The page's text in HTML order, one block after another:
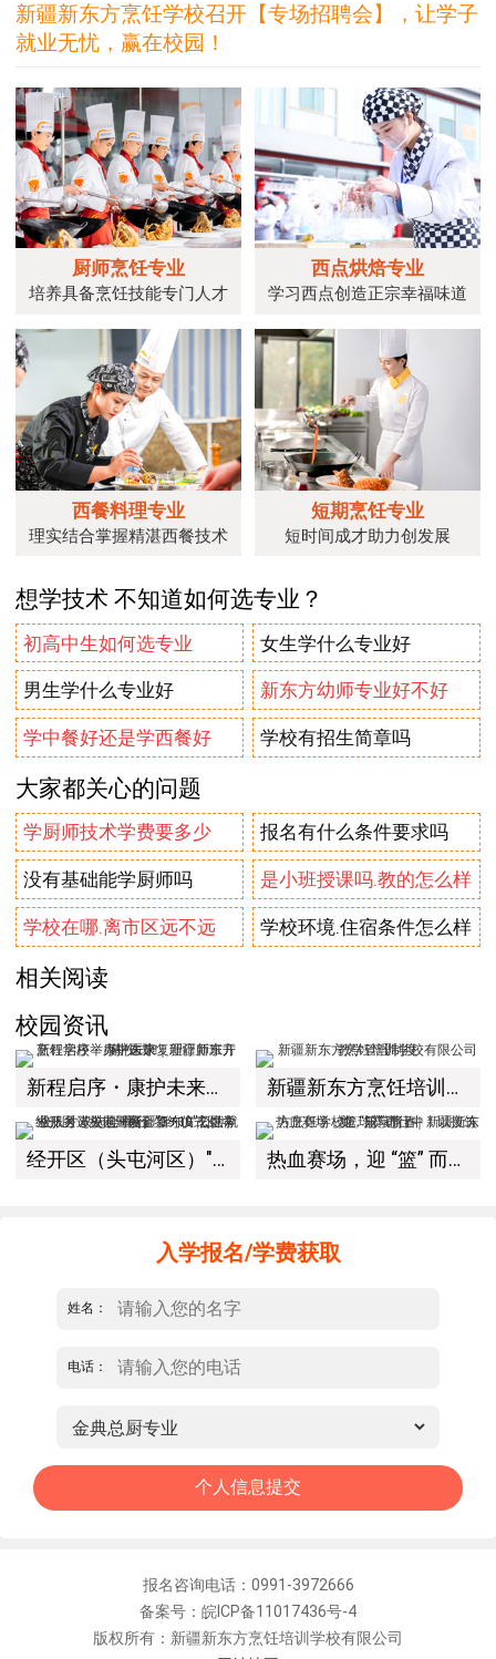
新疆新东方烹饪学校召开【专场招聘会】，让学子
就业无忧，赢在校园！
厨师烹饪专业
培养具备烹饪技能专门人才
西点烘焙专业
学习西点创造正宗幸福味道
西餐料理专业
理实结合掌握精湛西餐技术
短期烹饪专业
短时间成才助力创发展
想学技术 不知道如何选专业？
初高中生如何选专业 女生学什么专业好
男生学什么专业好 新东方幼师专业好不好
学中餐好还是学西餐好 学校有招生简章吗
大家都关心的问题
学厨师技术学费要多少 报名有什么条件要求吗
没有基础能学厨师吗 是小班授课吗.教的怎么样
学校在哪.离市区远不远 学校环境.住宿条件怎么样
相关阅读
校园资讯
新程启序・康护未来｜新疆新东方烹饪学校举办中医康复理疗师班开幕仪式！ 新疆新东方烹饪培训学校有限公司教学管理制度
经开区（头屯河区）"3+10"公共就业服务进校园暨新疆新东方烹饪学校人才双选会+校企签约仪式圆满举行 热血赛场，迎 “篮” 而上｜新疆新东方烹饪学校篮球赛进行中！以技筑梦，乐享青春
入学报名/学费获取
姓名：
电话：
报名咨询电话：0991-3972666
备案号：皖ICP备11017436号-4
版权所有：新疆新东方烹饪培训学校有限公司